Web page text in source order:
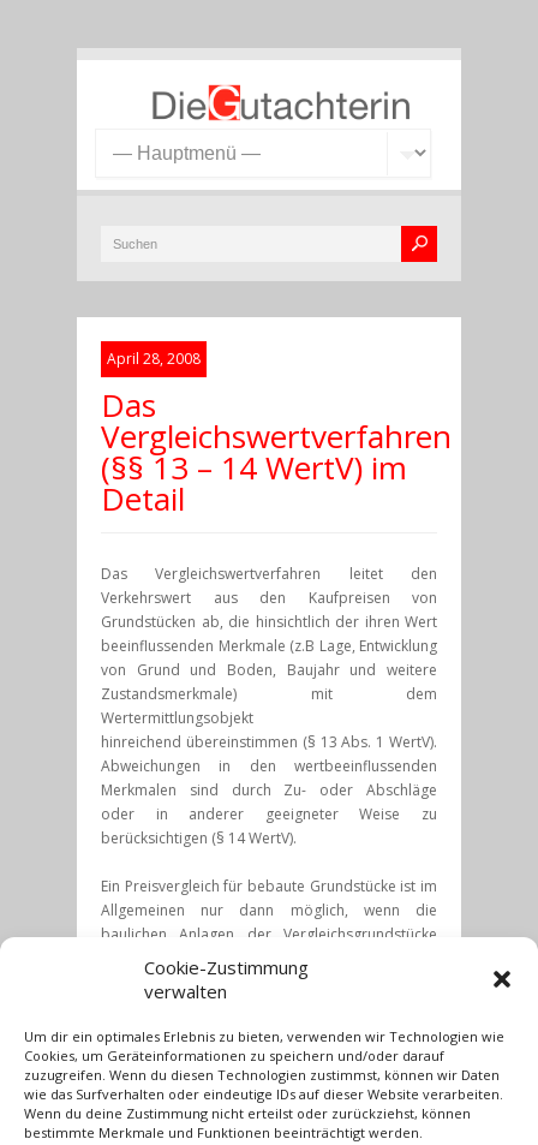
Cookie-Zustimmung
verwalten
Um dir ein optimales Erlebnis zu bieten, verwenden wir Technologien wie
Cookies, um Geräteinformationen zu speichern und/oder darauf
zuzugreifen. Wenn du diesen Technologien zustimmst, können wir Daten
wie das Surfverhalten oder eindeutige IDs auf dieser Website verarbeiten.
Wenn du deine Zustimmung nicht erteilst oder zurückziehst, können
bestimmte Merkmale und Funktionen beeinträchtigt werden.
April 28, 2008
Das
Vergleichswertverfahren
(§§ 13 – 14 WertV) im
Detail
Das Vergleichswertverfahren leitet den
Verkehrswert aus den Kaufpreisen von
Grundstücken ab, die hinsichtlich der ihren Wert
beeinflussenden Merkmale (z.B Lage, Entwicklung
von Grund und Boden, Baujahr und weitere
Zustandsmerkmale) mit dem
Wertermittlungsobjekt
hinreichend übereinstimmen (§ 13 Abs. 1 WertV).
Abweichungen in den wertbeeinflussenden
Merkmalen sind durch Zu- oder Abschläge
oder in anderer geeigneter Weise zu
berücksichtigen (§ 14 WertV).
Ein Preisvergleich für bebaute Grundstücke ist im
Allgemeinen nur dann möglich, wenn die
baulichen Anlagen der Vergleichsgrundstücke
hinsichtlich Baualtersgruppe, Ausstattung und
Zustand annähernd mit denjenigen des
meisten Bewertungsobjekte sehr viele
individuelle Merkmale auf weisen, ist eine
vollständige Übereinstimmung der Merkmale
sowohl der direkt als auch der indirekt zu
vergleichenden Grundstücke oft nicht gegeben.